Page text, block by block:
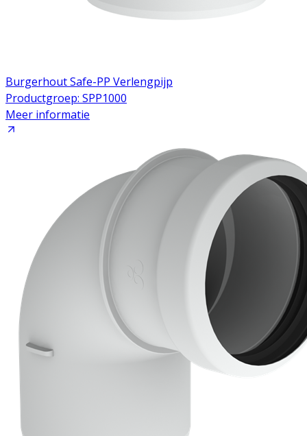
Burgerhout Safe-PP Verlengpijp
Productgroep: SPP1000
Meer informatie